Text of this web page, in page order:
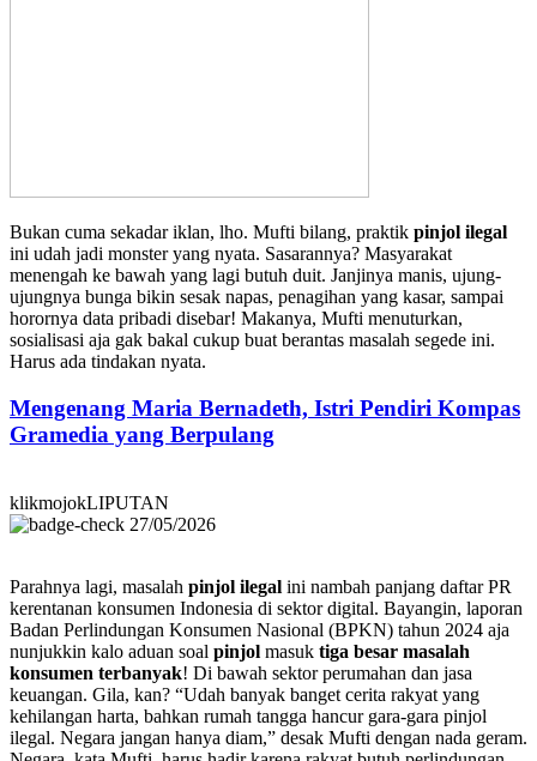
Bukan cuma sekadar iklan, lho. Mufti bilang, praktik pinjol ilegal
ini udah jadi monster yang nyata. Sasarannya? Masyarakat
menengah ke bawah yang lagi butuh duit. Janjinya manis, ujung-
ujungnya bunga bikin sesak napas, penagihan yang kasar, sampai
horornya data pribadi disebar! Makanya, Mufti menuturkan,
sosialisasi aja gak bakal cukup buat berantas masalah segede ini.
Harus ada tindakan nyata.
Mengenang Maria Bernadeth, Istri Pendiri Kompas
Gramedia yang Berpulang
klikmojokLIPUTAN
27/05/2026
Parahnya lagi, masalah pinjol ilegal ini nambah panjang daftar PR
kerentanan konsumen Indonesia di sektor digital. Bayangin, laporan
Badan Perlindungan Konsumen Nasional (BPKN) tahun 2024 aja
nunjukkin kalo aduan soal pinjol masuk tiga besar masalah
konsumen terbanyak! Di bawah sektor perumahan dan jasa
keuangan. Gila, kan? “Udah banyak banget cerita rakyat yang
kehilangan harta, bahkan rumah tangga hancur gara-gara pinjol
ilegal. Negara jangan hanya diam,” desak Mufti dengan nada geram.